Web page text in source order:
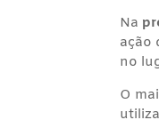
Na
ação
no
O